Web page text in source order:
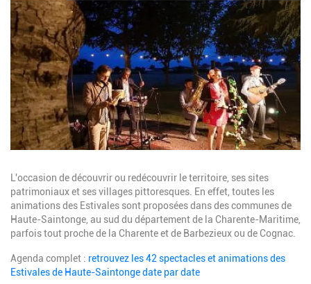
Image
Description
L'occasion de découvrir ou redécouvrir le territoire, ses sites
patrimoniaux et ses villages pittoresques. En effet, toutes les
animations des Estivales sont proposées dans des communes de
Haute-Saintonge, au sud du département de la Charente-Maritime,
parfois tout proche de la Charente et de Barbezieux ou de Cognac.
Agenda complet : retrouvez les 42 spectacles et animations des
Estivales de Haute-Saintonge date par date